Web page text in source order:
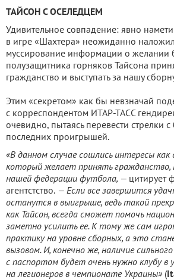
ТАЙСОН С ОСЕЛЕДЦЕМ
Удивительное совпадение: явно
в игре «Шахтера» неожиданно
муссирование информации о желании
полузащитника горняков Тайсона
гражданство и выступать за нашу
Этим «секретом» как бы невзначай
с корреспондентом ИТАР-ТАСС
очевидно, пытаясь перевести стрелки
последних проигрышей.
«В данном случае сошлись интересы как
который желает принять гражданство,
нашей федерации футбола, — цитирует
агентстство. — Если все завершится
останутся в выигрыше, ведь такой
как Тайсон, всегда сможет помочь
заметно усилить ее. К тому же сам
практику на уровне сборных, а это
вызовом. И, конечно же, наличие
с паспортом будет очень нужно клубу в
на легионеров в чемпионате Украины» (